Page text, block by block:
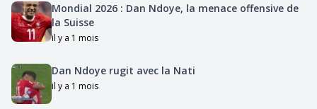
Mondial 2026 : Dan Ndoye, la menace offensive de
la Suisse
il y a 1 mois
Dan Ndoye rugit avec la Nati
il y a 1 mois